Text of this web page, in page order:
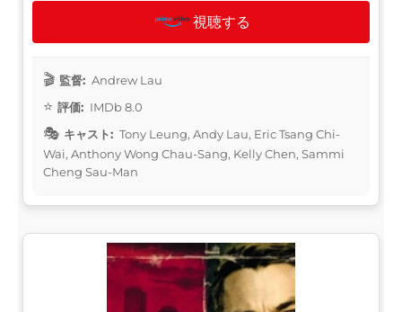
視聴する
監督: Andrew Lau
評価: IMDb 8.0
キャスト: Tony Leung, Andy Lau, Eric Tsang Chi-
Wai, Anthony Wong Chau-Sang, Kelly Chen, Sammi
Cheng Sau-Man